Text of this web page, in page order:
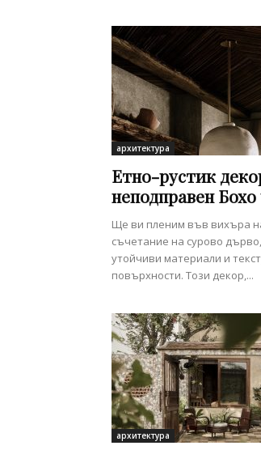
архитектура
Етно-рустик
неподправен Бохо
Ще ви пленим във вихъра
съчетание на сурово
утойчиви материали и
повърхности. Този декор,...
архитектура